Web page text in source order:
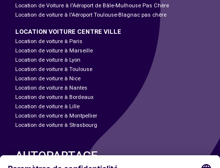
Location de Voiture à l'Aéroport de Bâle-Mulhouse Pas Chère
Location de voiture à l'Aéroport Toulouse-Blagnac pas chère
LOCATION VOITURE CENTRE VILLE
Location de voiture à Paris
Location de voiture à Marseille
Location de voiture à Lyon
Location de voiture à Toulouse
Location de voiture à Nice
Location de voiture à Nantes
Location de voiture à Bordeaux
Location de voiture à Lille
Location de voiture à Montpellier
Location de voiture à Strasbourg
AUTOPARTAGE